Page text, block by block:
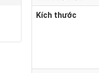
Kích thước